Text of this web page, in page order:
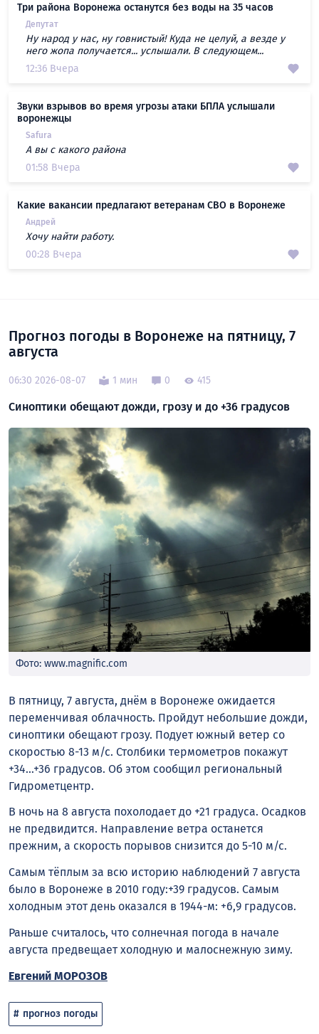
Три района Воронежа останутся без воды на 35 часов
Депутат
Ну народ у нас, ну говнистый! Куда не целуй, а везде у
него жопа получается... услышали. В следующем...
12:36 Вчера
Звуки взрывов во время угрозы атаки БПЛА услышали
воронежцы
Safura
А вы с какого района
01:58 Вчера
Какие вакансии предлагают ветеранам СВО в Воронеже
Андрей
Хочу найти работу.
00:28 Вчера
Прогноз погоды в Воронеже на пятницу, 7
августа
06:30 2026-08-07 1 мин 0 415
Синоптики обещают дожди, грозу и до +36 градусов
Фото: www.magnific.com
В пятницу, 7 августа, днём в Воронеже ожидается
переменчивая облачность. Пройдут небольшие дожди,
синоптики обещают грозу. Подует южный ветер со
скоростью 8-13 м/с. Столбики термометров покажут
+34…+36 градусов. Об этом сообщил региональный
Гидрометцентр.
В ночь на 8 августа похолодает до +21 градуса. Осадков
не предвидится. Направление ветра останется
прежним, а скорость порывов снизится до 5-10 м/с.
Самым тёплым за всю историю наблюдений 7 августа
было в Воронеже в 2010 году:+39 градусов. Самым
холодным этот день оказался в 1944-м: +6,9 градусов.
Раньше считалось, что солнечная погода в начале
августа предвещает холодную и малоснежную зиму.
Евгений МОРОЗОВ
прогноз погоды